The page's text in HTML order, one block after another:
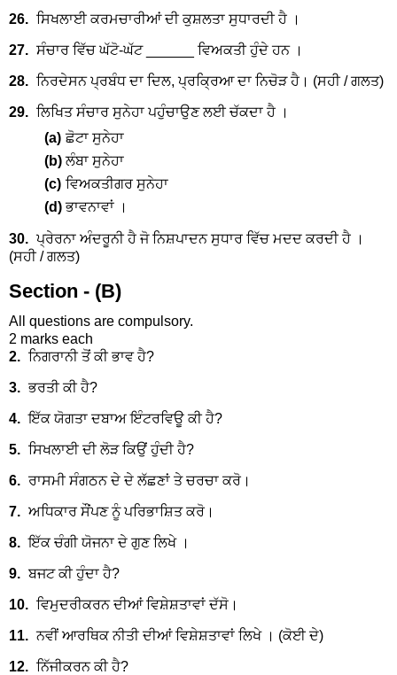
26. ਸਿਖਲਾਈ ਕਰਮਚਾਰੀਆਂ ਦੀ ਕੁਸ਼ਲਤਾ ਸੁਧਾਰਦੀ ਹੈ ।
27. ਸੰਚਾਰ ਵਿੱਚ ਘੱਟੋ-ਘੱਟ ______ ਵਿਅਕਤੀ ਹੁੰਦੇ ਹਨ ।
28. ਨਿਰਦੇਸਨ ਪ੍ਰਬੰਧ ਦਾ ਦਿਲ, ਪ੍ਰਕ੍ਰਿਆ ਦਾ ਨਿਚੋੜ ਹੈ। (ਸਹੀ / ਗਲਤ)
29. ਲਿਖਿਤ ਸੰਚਾਰ ਸੁਨੇਹਾ ਪਹੁੰਚਾਉਣ ਲਈ ਚੱਕਦਾ ਹੈ ।
(a) ਛੋਟਾ ਸੁਨੇਹਾ
(b)ਲੰਬਾ ਸੁਨੇਹਾ
(c) ਵਿਅਕਤੀਗਰ ਸੁਨੇਹਾ
(d)ਭਾਵਨਾਵਾਂ ।
30. ਪ੍ਰੇਰਨਾ ਅੰਦਰੂਨੀ ਹੈ ਜੋ ਨਿਸ਼ਪਾਦਨ ਸੁਧਾਰ ਵਿੱਚ ਮਦਦ ਕਰਦੀ ਹੈ ।
(ਸਹੀ / ਗਲਤ)
Section - (B)
All questions are compulsory.
2 marks each
2. ਨਿਗਰਾਨੀ ਤੋਂ ਕੀ ਭਾਵ ਹੈ?
3. ਭਰਤੀ ਕੀ ਹੈ?
4. ਇੱਕ ਯੋਗਤਾ ਦਬਾਅ ਇੰਟਰਵਿਊ ਕੀ ਹੈ?
5. ਸਿਖਲਾਈ ਦੀ ਲੋੜ ਕਿਉਂ ਹੁੰਦੀ ਹੈ?
6. ਰਾਸਮੀ ਸੰਗਠਨ ਦੇ ਦੇ ਲੱਛਣਾਂ ਤੇ ਚਰਚਾ ਕਰੋ।
7. ਅਧਿਕਾਰ ਸੌਂਪਣ ਨੂੰ ਪਰਿਭਾਸ਼ਿਤ ਕਰੋ।
8. ਇੱਕ ਚੰਗੀ ਯੋਜਨਾ ਦੇ ਗੁਣ ਲਿਖੇ ।
9. ਬਜਟ ਕੀ ਹੁੰਦਾ ਹੈ?
10. ਵਿਮੁਦਰੀਕਰਨ ਦੀਆਂ ਵਿਸ਼ੇਸ਼ਤਾਵਾਂ ਦੱਸੋ।
11. ਨਵੀਂ ਆਰਥਿਕ ਨੀਤੀ ਦੀਆਂ ਵਿਸ਼ੇਸ਼ਤਾਵਾਂ ਲਿਖੇ । (ਕੋਈ ਦੇ)
12. ਨਿੱਜੀਕਰਨ ਕੀ ਹੈ?